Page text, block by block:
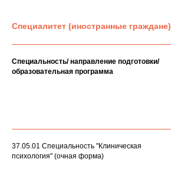
Специалитет (иностранные граждане)
Специальность/ направление подготовки/
образовательная программа
37.05.01 Специальность "Клиническая
психология" (очная форма)